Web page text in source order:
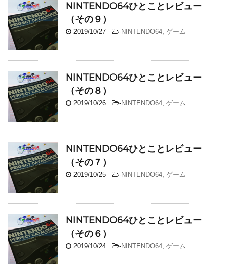
NINTENDO64ひとことレビュー
（その９）
2019/10/27 -NINTENDO64, ゲーム
NINTENDO64ひとことレビュー
（その８）
2019/10/26 -NINTENDO64, ゲーム
NINTENDO64ひとことレビュー
（その７）
2019/10/25 -NINTENDO64, ゲーム
NINTENDO64ひとことレビュー
（その６）
2019/10/24 -NINTENDO64, ゲーム